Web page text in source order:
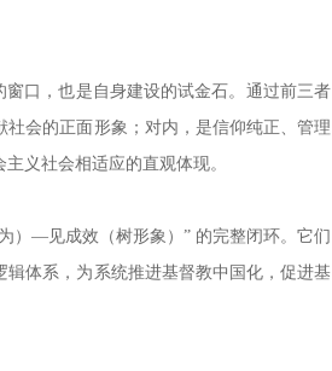
窗口，也是自身建设的试金石。通过前三者
会的正面形象；对内，是信仰纯正、管理
义社会相适应的直观体现。
）—见成效（树形象）” 的完整闭环。它们
体系，为系统推进基督教中国化，促进基